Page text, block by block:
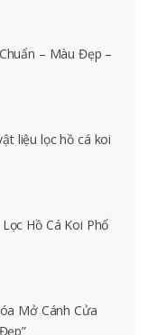
– Màu Đẹp –
liệu lọc hồ cá koi
Hồ Cá Koi Phổ
Mở Cánh Cửa